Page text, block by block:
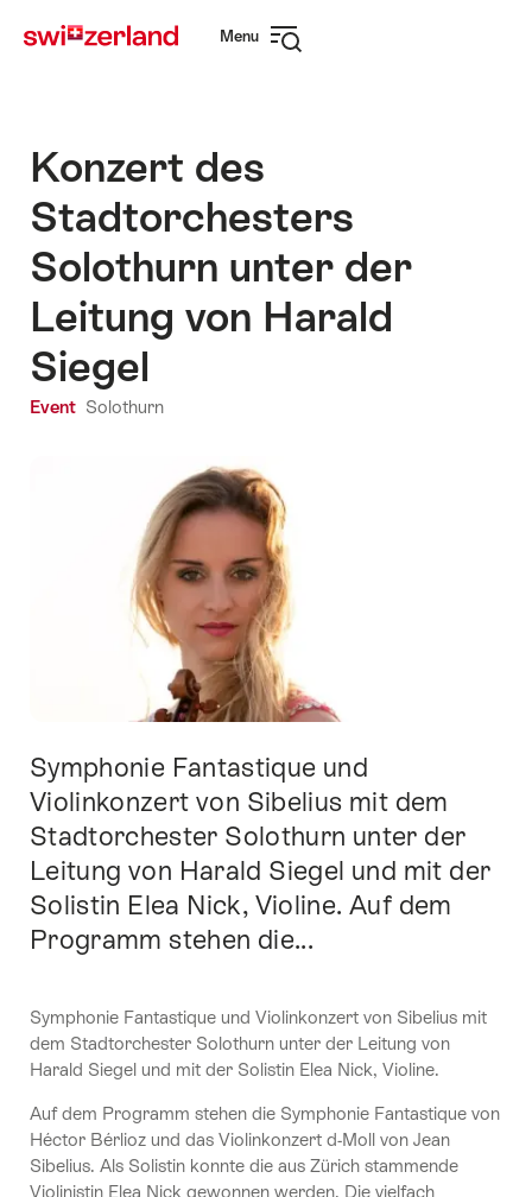
navigation
Menu
Konzert des
Stadtorchesters
Solothurn unter der
Leitung von Harald
Siegel
Event Solothurn
Intro
Symphonie Fantastique und
Violinkonzert von Sibelius mit dem
Stadtorchester Solothurn unter der
Leitung von Harald Siegel und mit der
Solistin Elea Nick, Violine. Auf dem
Programm stehen die...
Symphonie Fantastique und Violinkonzert von Sibelius mit
dem Stadtorchester Solothurn unter der Leitung von
Harald Siegel und mit der Solistin Elea Nick, Violine.
Auf dem Programm stehen die Symphonie Fantastique von
Héctor Bérlioz und das Violinkonzert d-Moll von Jean
Sibelius. Als Solistin konnte die aus Zürich stammende
Violinistin Elea Nick gewonnen werden. Die vielfach